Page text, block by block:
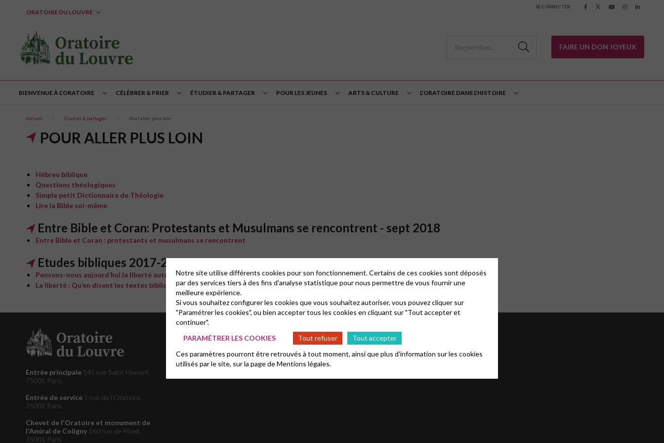
ORATOIRE DU LOUVRE
SE CONNECTER
FAIRE UN DON JOYEUX
BIENVENUE À L’ORATOIRE CÉLÉBRER & PRIER ÉTUDIER & PARTAGER POUR LES JEUNES ARTS & CULTURE L’ORATOIRE DANS L’HISTOIRE
Accueil Étudier & partager Pour aller plus loin
POUR ALLER PLUS LOIN
Hébreu biblique
Questions théologiques
Simple petit Dictionnaire de Théologie
Lire la Bible soi-même
Entre Bible et Coran: Protestants et Musulmans se rencontrent - sept 2018
Entre Bible et Coran : protestants et musulmans se rencontrent
Etudes bibliques 2017-2018
Pensons-nous aujourd’hui la liberté autrement ?
La liberté : Qu’en disent les textes bibliques ?
Entrée principale 145 rue Saint Honoré,
75001 Paris
Entrée de service 1 rue de l'Oratoire,
75001 Paris
Chevet de l'Oratoire et monument de
l'Amiral de Coligny 160 rue de Rivoli,
75001 Paris
Notre site utilise différents cookies pour son fonctionnement. Certains de ces cookies sont déposés
par des services tiers à des fins d'analyse statistique pour nous permettre de vous fournir une
meilleure expérience.
Si vous souhaitez configurer les cookies que vous souhaitez autoriser, vous pouvez cliquer sur
"Paramétrer les cookies", ou bien accepter tous les cookies en cliquant sur "Tout accepter et
continuer".
PARAMÉTRER LES COOKIES
Tout refuser
Tout accepter
Ces paramètres pourront être retrouvés à tout moment, ainsi que plus d'information sur les cookies
utilisés par le site, sur la page deMentions légales.